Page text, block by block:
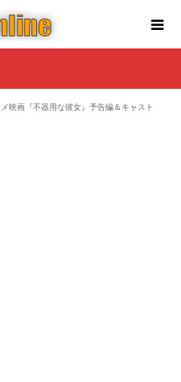
映画『不器用な彼女』予告編＆キャスト